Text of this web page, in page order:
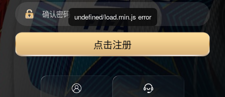
点击注册
undefined/load.min.js error